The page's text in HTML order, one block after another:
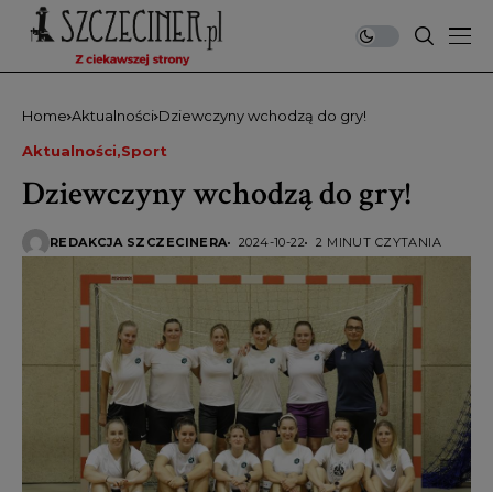
Home Aktualności Dziewczyny wchodzą do gry!
Aktualności Sport
Dziewczyny wchodzą do gry!
REDAKCJA SZCZECINERA 2024-10-22 2 MINUT CZYTANIA